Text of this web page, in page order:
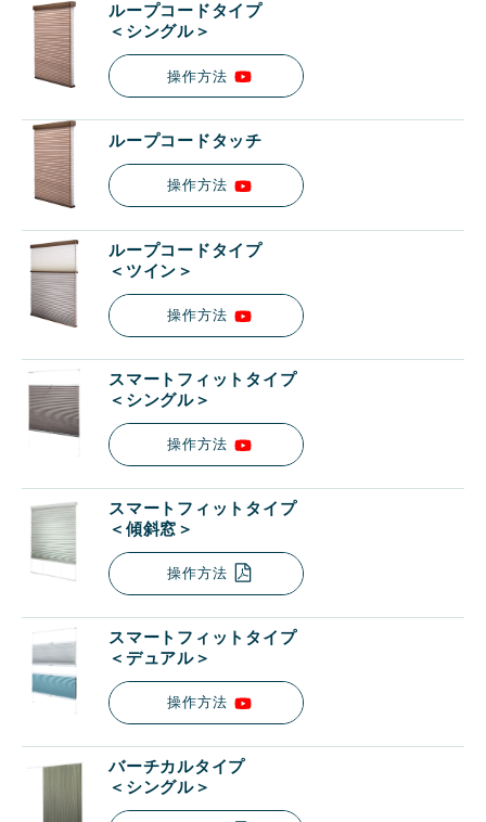
ループコードタイプ
＜シングル＞
操作方法
ループコードタッチ
操作方法
ループコードタイプ
＜ツイン＞
操作方法
スマートフィットタイプ
＜シングル＞
操作方法
スマートフィットタイプ
＜傾斜窓＞
操作方法
スマートフィットタイプ
＜デュアル＞
操作方法
バーチカルタイプ
＜シングル＞